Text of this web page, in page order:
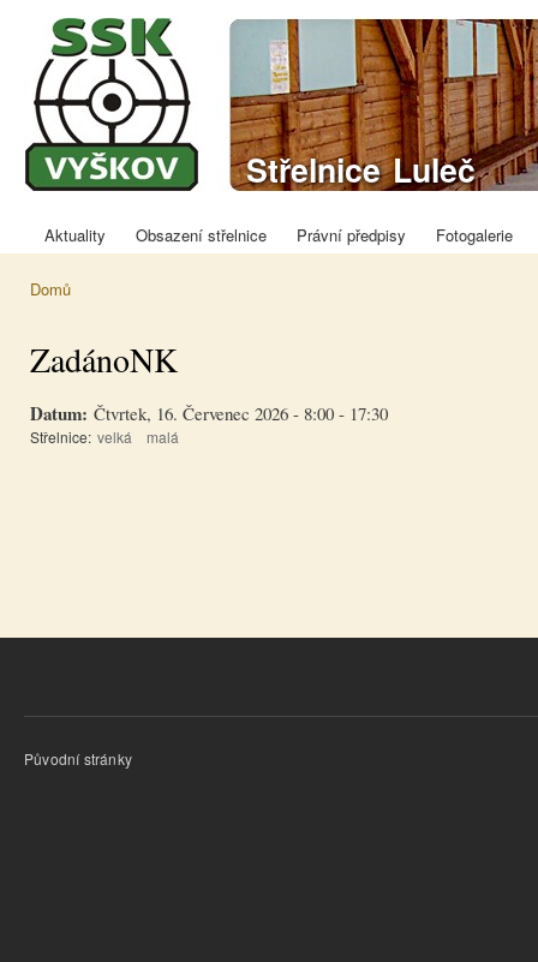
Sportovně
střelecký klub
Střelnice Luleč
Hlavní menu
Aktuality Obsazení střelnice Právní předpisy Fotogalerie
Domů
ZadánoNK
Datum: Čtvrtek, 16. Červenec 2026 - 8:00 - 17:30
Střelnice: velká malá
Původní stránky